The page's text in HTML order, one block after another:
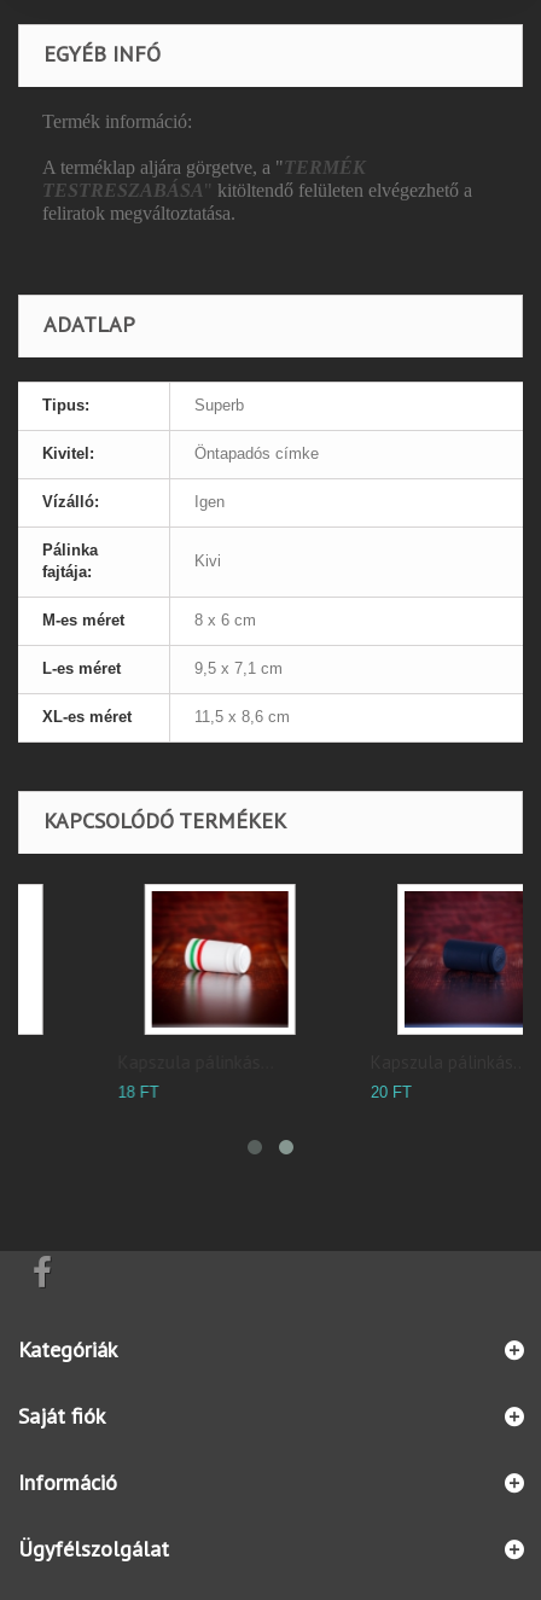
EGYÉB INFÓ
Termék információ:
A terméklap aljára görgetve, a "TERMÉK
TESTRESZABÁSA" kitöltendő felületen elvégezhető a
feliratok megváltoztatása.
ADATLAP
Tipus: Superb
Kivitel: Öntapadós címke
Vízálló: Igen
Pálinka
fajtája:
Kivi
M-es méret 8 x 6 cm
L-es méret 9,5 x 7,1 cm
XL-es méret 11,5 x 8,6 cm
KAPCSOLÓDÓ TERMÉKEK
Kategóriák
Saját fiók
Információ
Ügyfélszolgálat